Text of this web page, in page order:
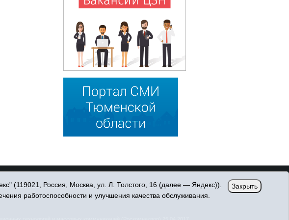
(119021, Россия, Москва, ул. Л. Толстого, 16 (далее — Яндекс)).
работоспособности и улучшения качества обслуживания.
Закрыть